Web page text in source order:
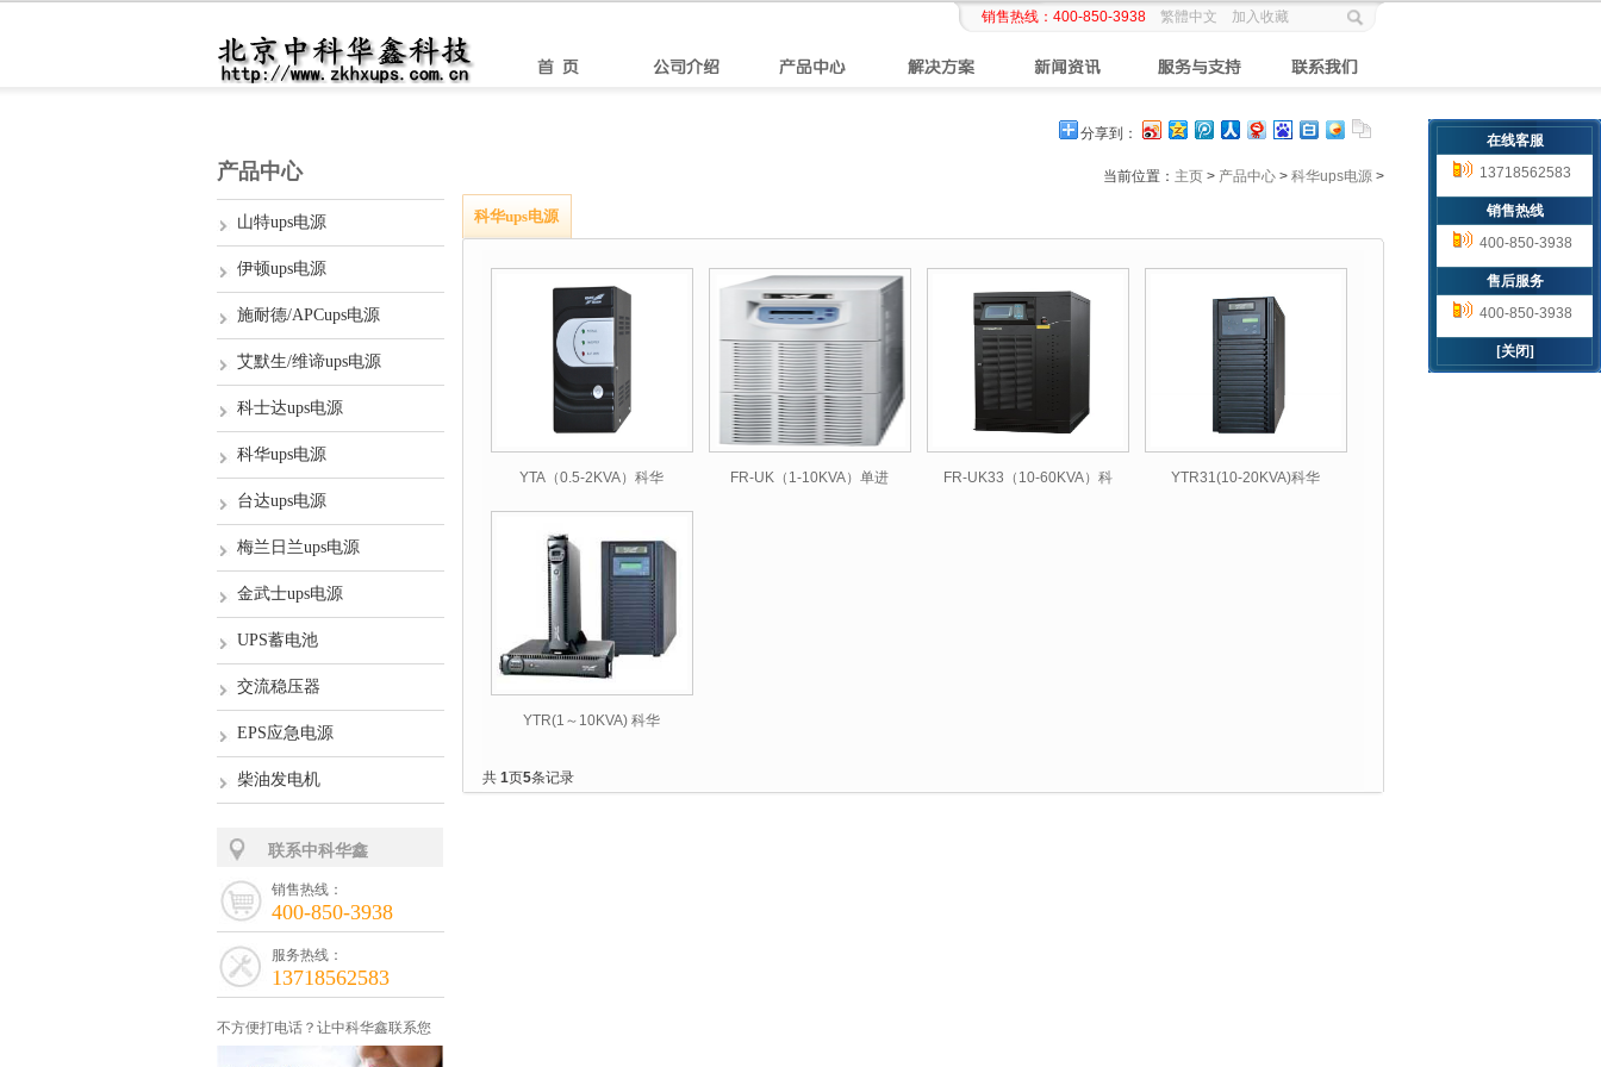
销售热线： 400-850-3938 繁體中文 加入收藏
分享到：
产品中心
山特ups电源
伊顿ups电源
施耐德/APCups电源
艾默生/维谛ups电源
科士达ups电源
科华ups电源
台达ups电源
梅兰日兰ups电源
金武士ups电源
UPS蓄电池
交流稳压器
EPS应急电源
柴油发电机
联系中科华鑫
销售热线：
400-850-3938
服务热线：
13718562583
不方便打电话？让中科华鑫联系您
当前位置： 主页 > 产品中心 > 科华ups电源 >
科华ups电源
YTA（0.5-2KVA）科华 FR-UK（1-10KVA）单进 FR-UK33（10-60KVA）科 YTR31(10-20KVA)科华
YTR(1～10KVA) 科华
共 1页5条记录
在线客服
13718562583
销售热线
400-850-3938
售后服务
400-850-3938
[关闭]